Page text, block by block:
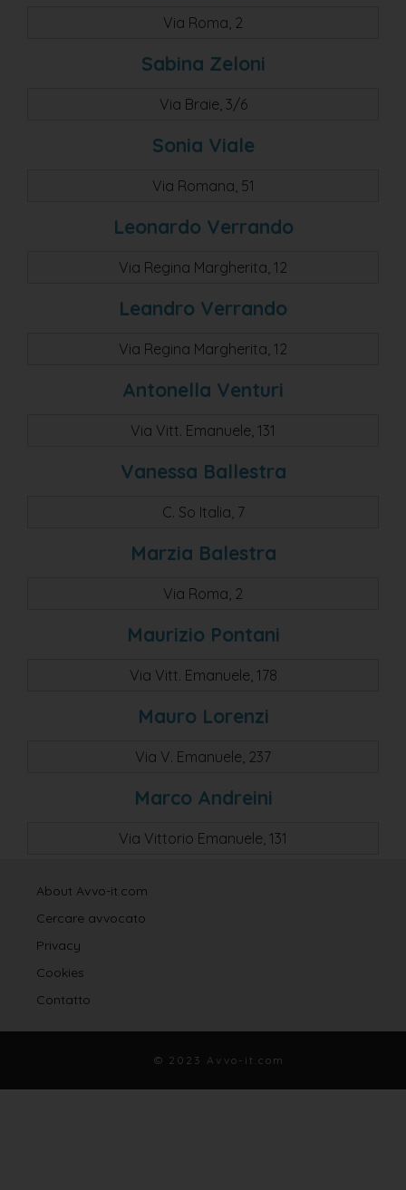
Via Roma, 2
Sabina Zeloni
Via Braie, 3/6
Sonia Viale
Via Romana, 51
Leonardo Verrando
Via Regina Margherita, 12
Leandro Verrando
Via Regina Margherita, 12
Antonella Venturi
Via Vitt. Emanuele, 131
Vanessa Ballestra
C. So Italia, 7
Marzia Balestra
Via Roma, 2
Maurizio Pontani
Via Vitt. Emanuele, 178
Mauro Lorenzi
Via V. Emanuele, 237
Marco Andreini
Via Vittorio Emanuele, 131
About Avvo-it.com
Cercare avvocato
Privacy
Cookies
Contatto
© 2023 Avvo-it.com